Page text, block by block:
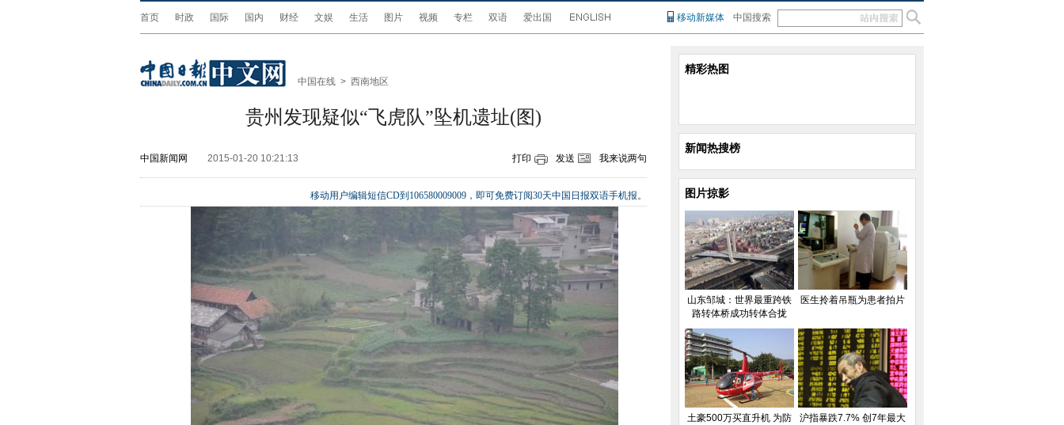
首页 时政 国际 国内 财经 文娱 生活 图片 视频 专栏 双语 爱出国 移动新媒体 中国搜索
中国在线 > 西南地区
贵州发现疑似“飞虎队”坠机遗址(图)
中国新闻网 2015-01-20 10:21:13 打印 发送 我来说两句
移动用户编辑短信CD到106580009009，即可免费订阅30天中国日报双语手机报。
精彩热图
新闻热搜榜
图片掠影
山东邹城：世界最重跨铁
路转体桥成功转体合拢
医生拎着吊瓶为患者拍片
土豪500万买直升机 为防
沪指暴跌7.7% 创7年最大